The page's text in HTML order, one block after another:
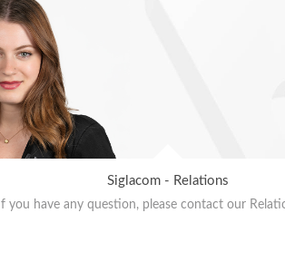
Siglacom - Relations
If you have any question, please contact our